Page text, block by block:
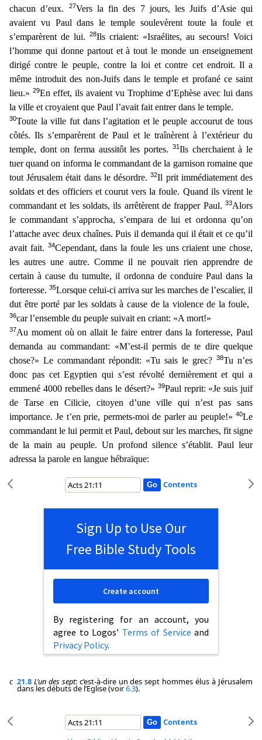
chacun d’eux.
27Vers la fin des 7 jours, les Juifs d’Asie qui
avaient vu Paul dans le temple soulevèrent toute la foule et
s’emparèrent de lui.
28Ils criaient: «Israélites, au secours! Voici
l’homme qui donne partout et à tout le monde un enseignement
dirigé contre le peuple, contre la loi et contre cet endroit. Il a
même introduit des non-Juifs dans le temple et profané ce saint
lieu.» 29En effet, ils avaient vu Trophime d’Ephèse avec lui dans
la ville et croyaient que Paul l’avait fait entrer dans le temple.
30Toute la ville fut dans l’agitation et le peuple accourut de tous
côtés. Ils s’emparèrent de Paul et le traînèrent à l’extérieur du
temple, dont on ferma aussitôt les portes.
31Ils cherchaient à le
tuer quand on informa le commandant de la garnison romaine que
tout Jérusalem était dans le désordre.32Il prit immédiatement des
soldats et des officiers et courut vers la foule. Quand ils virent le
commandant et les soldats, ils arrêtèrent de frapper Paul. 33Alors
le commandant s’approcha, s’empara de lui et ordonna qu’on
l’attache avec deux chaînes. Puis il demanda qui il était et ce qu’il
avait fait. 34Cependant, dans la foule les uns criaient une chose,
les autres une autre. Comme il ne pouvait rien apprendre de
certain à cause du tumulte, il ordonna de conduire Paul dans la
forteresse. 35Lorsque celui-ci arriva sur les marches de l’escalier, il
dut être porté par les soldats à cause de la violence de la foule,
36car l’ensemble du peuple suivait en criant: «A mort!»
37Au moment où on allait le faire entrer dans la forteresse, Paul
demanda au commandant: «M’est-il permis de te dire quelque
chose?» Le commandant répondit: «Tu sais le grec? 38Tu n’es
donc pas cet Egyptien qui s’est révolté dernièrement et qui a
emmené 4000 rebelles dans le désert?» 39Paul reprit: «Je suis juif
de Tarse en Cilicie, citoyen d’une ville qui n’est pas sans
importance. Je t’en prie, permets-moi de parler au peuple!» 40Le
commandant le lui permit et Paul, debout sur les marches, fit signe
de la main au peuple. Un profond silence s’établit. Paul leur
adressa la parole en langue hébraïque:
Contents
Sign Up to Use Our
Free Bible Study Tools
By registering for an account, you
agree to Logos’ Terms of Service and
Privacy Policy.
Create account
c 21.8 L’un des sept: c’est-à-dire un des sept hommes élus à Jérusalem
dans les débuts de l’Eglise (voir6.3).
Contents